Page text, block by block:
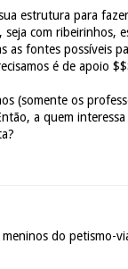
estrutura para
seja com ribeirinhos,
as fontes possíveis
é de apoio
(somente os
a quem interessa
do petismo-